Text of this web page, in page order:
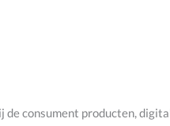
de consument producten,